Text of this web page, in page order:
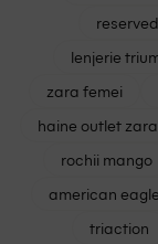
reserved
lenjerie
zara femei
haine outlet zara
rochii mango
american eagle
triaction